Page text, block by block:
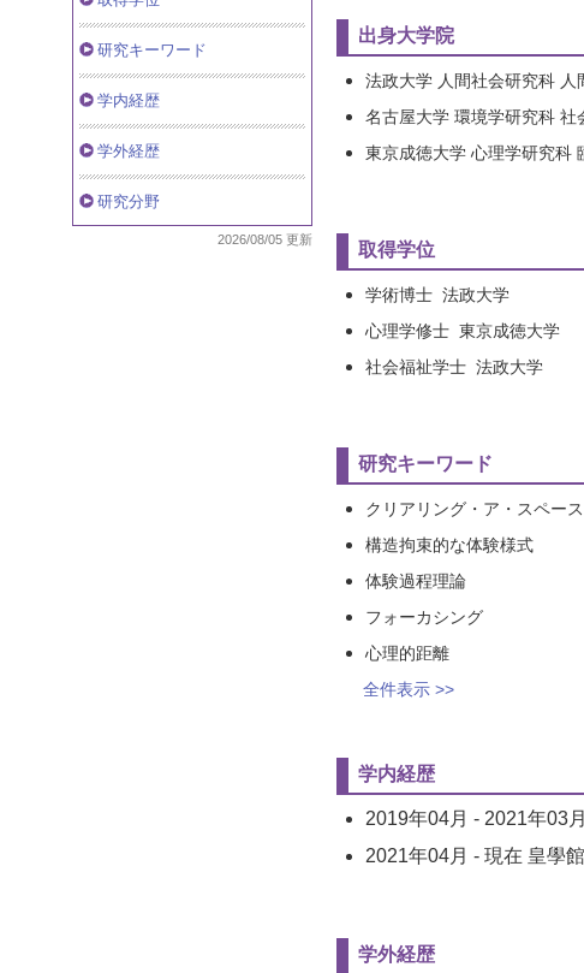
研究キーワード
学内経歴
学外経歴
研究分野
2026/08/05 更新
出身大学院
法政大学 人間社会研究科
名古屋大学 環境学研究科
東京成徳大学 心理学研究科
取得学位
学術博士 法政大学
心理学修士 東京成徳大学
社会福祉学士 法政大学
研究キーワード
クリアリング・ア・スペース
構造拘束的な体験様式
体験過程理論
フォーカシング
心理的距離
全件表示 >>
学内経歴
2019年04月 - 2021年03月
2021年04月 - 現在 皇學
学外経歴